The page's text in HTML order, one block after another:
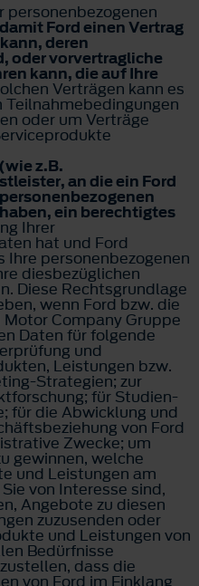
personenbezogenen
Ford einen Vertrag
deren
oder vorvertragliche
kann, die auf Ihre
Verträgen kann es
oder um Verträge
z.B.
an die ein Ford
ein berechtigtes
Ihrer
hat und Ford
personenbezogenen
diesbezüglichen
Diese Rechtsgrundlage
wenn Ford bzw. die
Company Gruppe
Daten für folgende
und
Leistungen bzw.
Strategien; zur
für Studien-
für die Abwicklung und
von Ford
Zwecke; um
gewinnen, welche
und Leistungen am
von Interesse sind,
Angebote zu diesen
zuzusenden oder
und Leistungen von
Bedürfnisse
dass die
von Ford im Einklang